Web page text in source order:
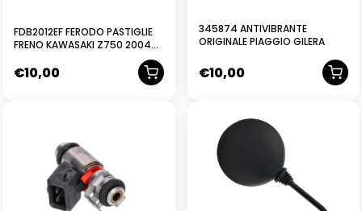
FDB2012EF FERODO PASTIGLIE
FRENO KAWASAKI Z750 2004
VERSYS 650 ZX10R ZX-6R ZZR
600
€10,00
345874 ANTIVIBRANTE
ORIGINALE PIAGGIO GILERA
€10,00